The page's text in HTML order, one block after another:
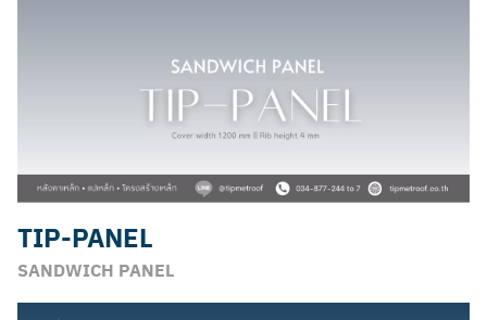
TIP-PANEL
SANDWICH PANEL